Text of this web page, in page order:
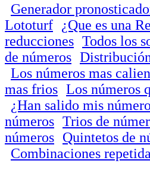
Generador
Lototurf
¿Que es una
reducciones Todos los
de números
Los números mas
mas frios Los números
¿Han salido mis
números Trios de
números Quintetos de
Combinaciones